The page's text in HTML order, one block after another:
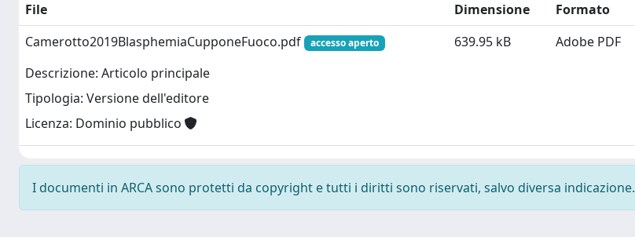
File
Dimensione
Formato
Camerotto2019BlasphemiaCupponeFuoco.pdf
accesso aperto
Descrizione: Articolo principale
Tipologia: Versione dell'editore
Licenza: Dominio pubblico
639.95 kB Adobe PDF
I documenti in ARCA sono protetti da copyright e tutti i diritti sono riservati, salvo diversa indicazione.